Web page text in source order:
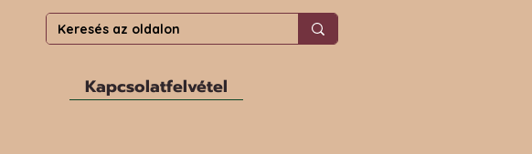
Kapcsolatfelvétel